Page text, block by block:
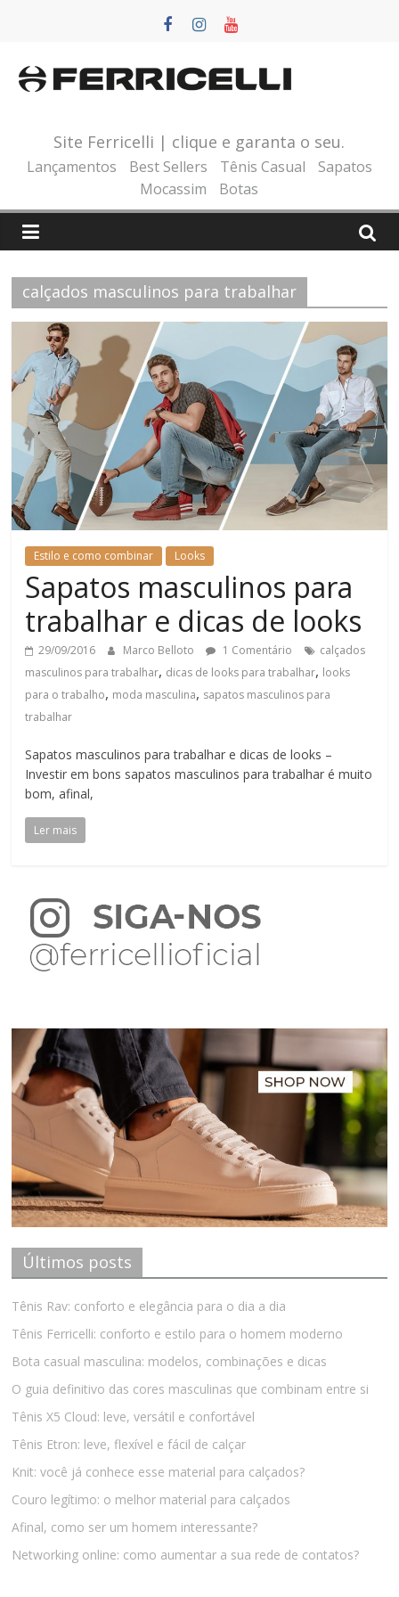
conteúdo
Site Ferricelli | clique e garanta o seu.
Lançamentos Best Sellers Tênis Casual
Sapatos
Mocassim
Botas
calçados masculinos para trabalhar
Estilo e como combinar Looks
Sapatos masculinos para
trabalhar e dicas de looks
29/09/2016 Marco Belloto 1 Comentário
calçados
masculinos para trabalhar, dicas de looks para trabalhar, looks
para o trabalho, moda masculina, sapatos masculinos para
trabalhar
Sapatos masculinos para trabalhar e dicas de looks –
Investir em bons sapatos masculinos para trabalhar é muito
bom, afinal,
Ler mais
Últimos posts
Tênis Rav: conforto e elegância para o dia a dia
Tênis Ferricelli: conforto e estilo para o homem moderno
Bota casual masculina: modelos, combinações e dicas
O guia definitivo das cores masculinas que combinam entre si
Tênis X5 Cloud: leve, versátil e confortável
Tênis Etron: leve, flexível e fácil de calçar
Knit: você já conhece esse material para calçados?
Couro legítimo: o melhor material para calçados
Afinal, como ser um homem interessante?
Networking online: como aumentar a sua rede de contatos?